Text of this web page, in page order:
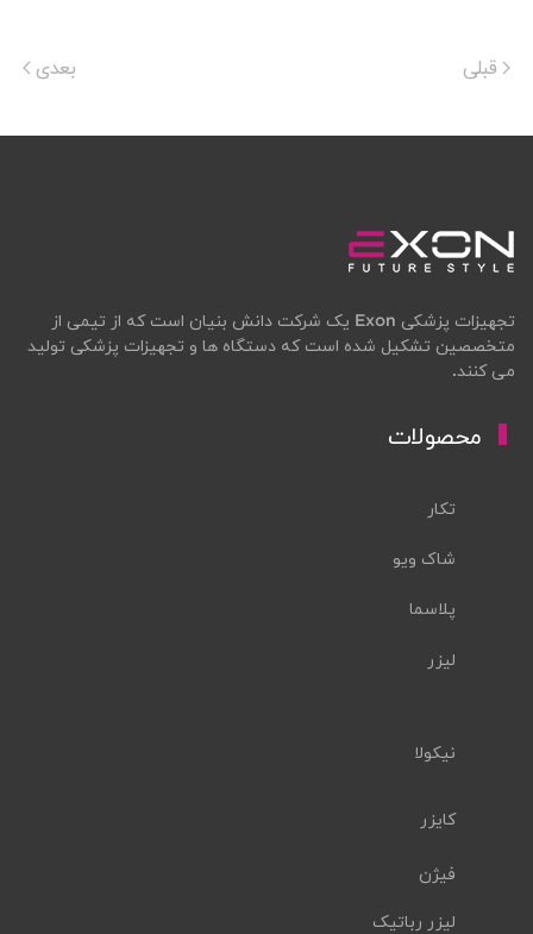
قبلی بعدی
تجهیزات پزشکی Exon یک شرکت دانش بنیان است که از تیمی از
متخصصین تشکیل شده است که دستگاه ها و تجهیزات پزشکی تولید
می کنند.
محصولات
تکار
شاک ویو
پلاسما
لیزر
نیکولا
کایزر
فیژن
لیزر رباتیک